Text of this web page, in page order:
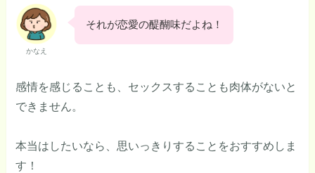
かなえ
それが恋愛の醍醐味だよね！
感情を感じることも、セックスすることも肉体がないと
できません。
本当はしたいなら、思いっきりすることをおすすめしま
す！